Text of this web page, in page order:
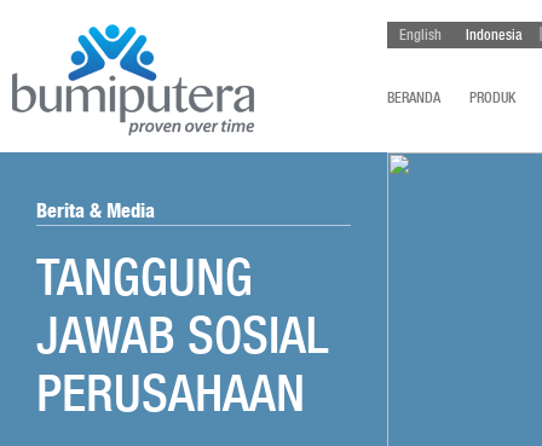
English Indonesia
BERANDA PRODUK
Berita & Media
TANGGUNG
JAWAB SOSIAL
PERUSAHAAN